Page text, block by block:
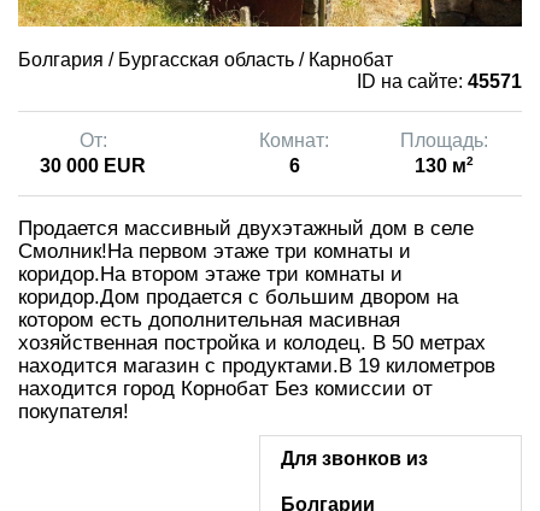
Болгария / Бургасская область / Карнобат
ID на сайте: 45571
От:
30 000 EUR
Комнат:
6
Площадь:
130 м2
Продается массивный двухэтажный дом в селе
Смолник!На первом этаже три комнаты и
коридор.На втором этаже три комнаты и
коридор.Дом продается с большим двором на
котором есть дополнительная масивная
хозяйственная постройка и колодец. В 50 метрах
находится магазин с продуктами.В 19 километров
находится город Корнобат Без комиссии от
покупателя!
Для звонков из
Болгарии